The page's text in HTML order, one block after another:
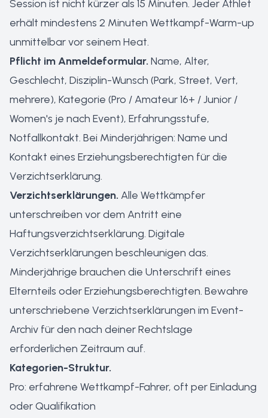
Session ist nicht kürzer als 15 Minuten. Jeder Athlet
erhält mindestens 2 Minuten Wettkampf-Warm-up
unmittelbar vor seinem Heat.
Pflicht im Anmeldeformular. Name, Alter,
Geschlecht, Disziplin-Wunsch (Park, Street, Vert,
mehrere), Kategorie (Pro / Amateur 16+ / Junior /
Women's je nach Event), Erfahrungsstufe,
Notfallkontakt. Bei Minderjährigen: Name und
Kontakt eines Erziehungsberechtigten für die
Verzichtserklärung.
Verzichtserklärungen. Alle Wettkämpfer
unterschreiben vor dem Antritt eine
Haftungsverzichtserklärung. Digitale
Verzichtserklärungen beschleunigen das.
Minderjährige brauchen die Unterschrift eines
Elternteils oder Erziehungsberechtigten. Bewahre
unterschriebene Verzichtserklärungen im Event-
Archiv für den nach deiner Rechtslage
erforderlichen Zeitraum auf.
Kategorien-Struktur.
Pro: erfahrene Wettkampf-Fahrer, oft per Einladung
oder Qualifikation